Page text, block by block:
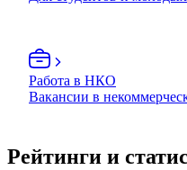
Работа в НКО
Вакансии в
Рейтинги и